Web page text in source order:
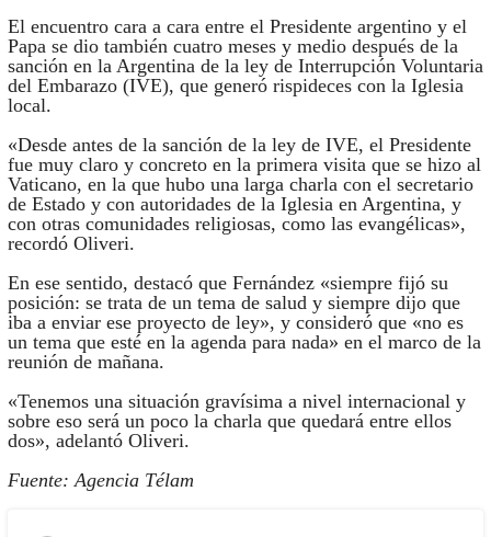
El encuentro cara a cara entre el Presidente argentino y el
Papa se dio también cuatro meses y medio después de la
sanción en la Argentina de la ley de Interrupción Voluntaria
del Embarazo (IVE), que generó rispideces con la Iglesia
local.
«Desde antes de la sanción de la ley de IVE, el Presidente
fue muy claro y concreto en la primera visita que se hizo al
Vaticano, en la que hubo una larga charla con el secretario
de Estado y con autoridades de la Iglesia en Argentina, y
con otras comunidades religiosas, como las evangélicas»,
recordó Oliveri.
En ese sentido, destacó que Fernández «siempre fijó su
posición: se trata de un tema de salud y siempre dijo que
iba a enviar ese proyecto de ley», y consideró que «no es
un tema que esté en la agenda para nada» en el marco de la
reunión de mañana.
«Tenemos una situación gravísima a nivel internacional y
sobre eso será un poco la charla que quedará entre ellos
dos», adelantó Oliveri.
Fuente: Agencia Télam